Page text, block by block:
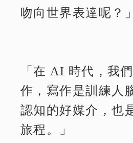
吻向世界表達呢？」
「在 AI 時代，我
作，寫作是訓練人
認知的好媒介，也
旅程。」